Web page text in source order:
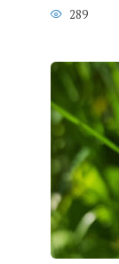
289